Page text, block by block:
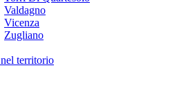
Valdagno
Vicenza
Zugliano
territorio